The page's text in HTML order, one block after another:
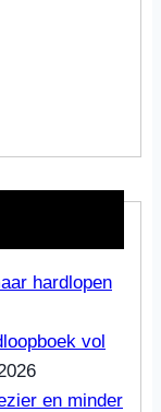
hardlopen
vol
en minder